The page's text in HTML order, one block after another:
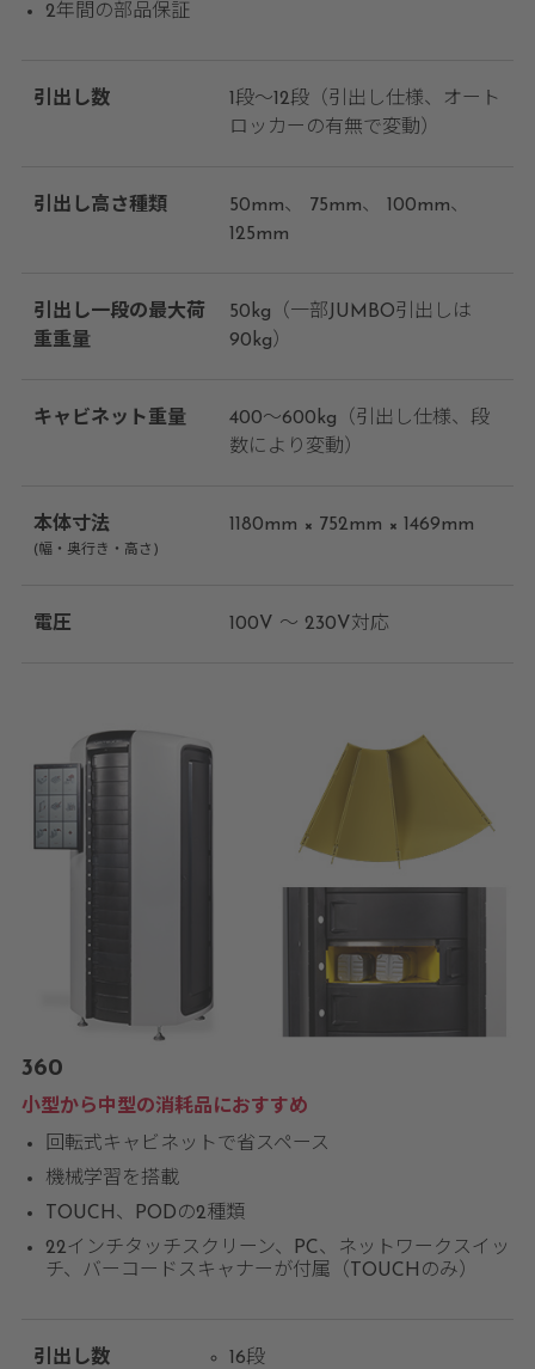
2年間の部品保証
引出し数
1段～12段（引出し仕様、オート
ロッカーの有無で変動）
引出し高さ種類 50mm 75mm
100mm
125mm
引出し一段の最大荷
重重量
50kg（一部JUMBO引出しは
90kg）
キャビネット重量
400～600kg（引出し仕様、段
数により変動）
本体寸法
(幅・奥行き・高さ)
1180mm × 752mm × 1469mm
電圧 100V ～ 230V対応
360
小型から中型の消耗品におすすめ
回転式キャビネットで省スペース
機械学習を搭載
TOUCH、PODの2種類
22インチタッチスクリーン、PC、ネットワークスイッ
チ、バーコードスキャナーが付属（TOUCHのみ）
引出し数
16段